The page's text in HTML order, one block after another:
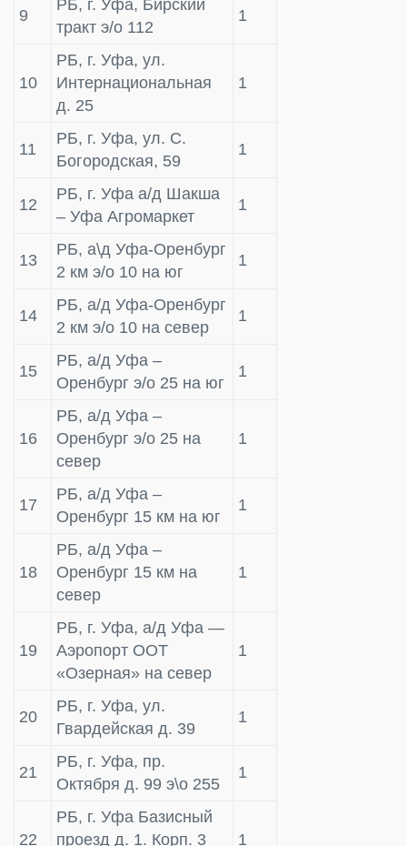
9
РБ, г. Уфа, Бирский
тракт э/о 112
1
10
РБ, г. Уфа, ул.
Интернациональная
д. 25
1
11
РБ, г. Уфа, ул. С.
Богородская, 59
1
12
РБ, г. Уфа а/д Шакша
– Уфа Агромаркет
1
13
РБ, а\д Уфа-Оренбург
2 км э/о 10 на юг
1
14
РБ, а/д Уфа-Оренбург
2 км э/о 10 на север
1
15
РБ, а/д Уфа –
Оренбург э/о 25 на юг
1
16
РБ, а/д Уфа –
Оренбург э/о 25 на
север
1
17
РБ, а/д Уфа –
Оренбург 15 км на юг
1
18
РБ, а/д Уфа –
Оренбург 15 км на
север
1
19
РБ, г. Уфа, а/д Уфа —
Аэропорт ООТ
«Озерная» на север
1
20
РБ, г. Уфа, ул.
Гвардейская д. 39
1
21
РБ, г. Уфа, пр.
Октября д. 99 э\о 255
1
22
РБ, г. Уфа Базисный
проезд д. 1. Корп. 3
1